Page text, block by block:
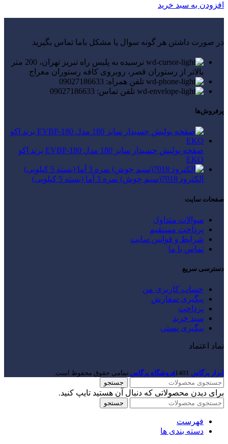
افزودن به سبد خرید
در صورت داشتن هر گونه سوال یا مشکل باما تماس بگیرید
نرسیده به پلیس راه تبریز تهران، 200 متر
بالاتر از رستوران قصر، روبروی کافه رستوران معراج
تلفن همراه: 09027186633
تلفن تماس: 09027186633
پرفروش‌ها
صفحه پولیش چسبدار سایز 180 مدل EVBP-180 برند اکو
EKO
الکترود 7018(سیم جوش) نمره 3 آما (بسته 5 کیلویی)
صفحات سایت
سوالات متداول
پرداخت مستقیم
شرایط و قوانین سایت
تماس با ما
دسترسی سریع
حساب کاربری من
پیگیری سفارش
پرداخت
سبد خرید
پیگیری پستی
نماد اعتماد
ابزار پرگاس 1401فروشگاه پرگاس.تمامی حقوق محفوظ است.
جستجو
برای دیدن محصولاتی که دنبال آن هستید تایپ کنید.
جستجو
فهرست
دسته بندی ها